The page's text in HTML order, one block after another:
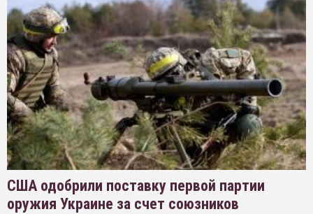
США одобрили поставку первой партии
оружия Украине за счет союзников